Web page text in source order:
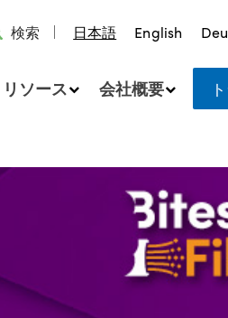
検索 日本語 English
リソース 会社概要